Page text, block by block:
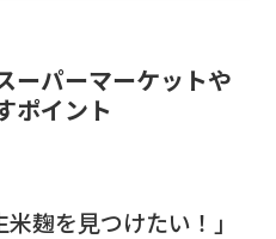
ーパーマーケットや
ポイント
麹を見つけたい！」